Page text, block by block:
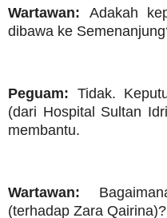
Wartawan: Adakah
dibawa ke
Peguam: Tidak.
(dari Hospital Sultan
membantu.
Wartawan:
(terhadap Zara Qairina)?